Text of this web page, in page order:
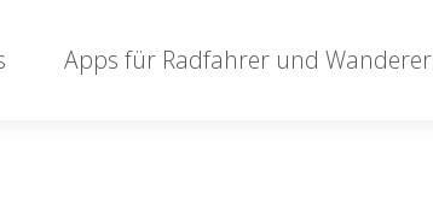
Apps für Radfahrer und Wanderer